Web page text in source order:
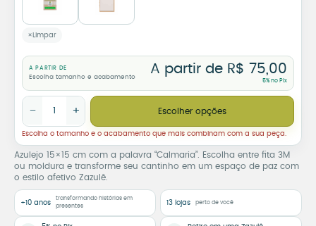
Azulejo 15×15 cm com a palavra “Calmaria”. Escolha entre fita 3M
ou moldura e transforme seu cantinho em um espaço de paz com
o estilo afetivo Zazulê.
Limpar
A PARTIR DE
Escolha tamanho e acabamento
A partir de R$ 75,00
5% no Pix
Azulejo Decorativo Calmaria quantidade
− + Escolher opções
Escolha o tamanho e o acabamento que mais combinam com a sua peça.
+10 anos
transformando histórias em
presentes
13 lojas perto de você